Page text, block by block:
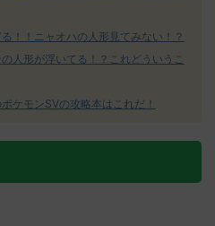
！！ニャオハの人形見てみない！？
人形が浮いてる！？これどういうこ
ケモンSVの攻略本はこれだ！